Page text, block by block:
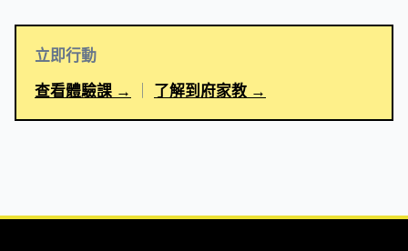
立即行動
查看體驗課 →
了解到府家教 →